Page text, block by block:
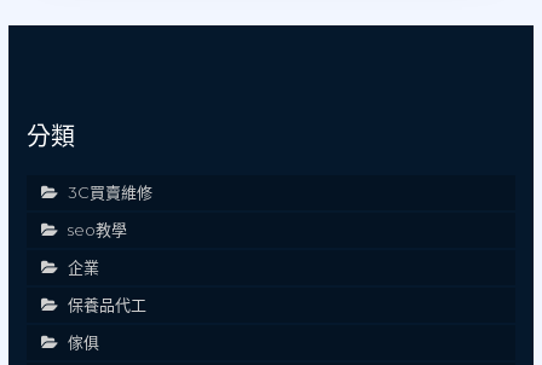
分類
3C買賣維修
seo教學
企業
保養品代工
傢俱